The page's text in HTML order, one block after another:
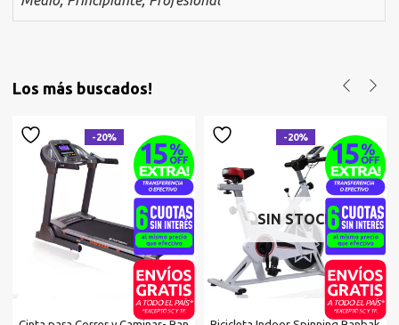
Los más buscados!
-20% -20%
SIN STOCK